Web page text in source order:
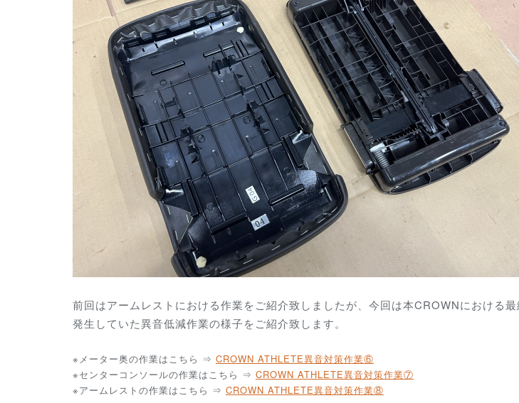
前回はアームレストにおける作業をご紹介致しましたが、今回は本CROWNにおける
発生していた異音低減作業の様子をご紹介致します。
※メーター奥の作業はこちら ⇒ CROWN ATHLETE異音対策作業⑥
※センターコンソールの作業はこちら ⇒ CROWN ATHLETE異音対策作業⑦
※アームレストの作業はこちら ⇒ CROWN ATHLETE異音対策作業⑧